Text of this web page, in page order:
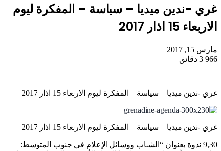
غري -ندين ميديا – سياسة – المفكرة ليوم
الاربعاء 15 اذار 2017
مارس 15, 2017
966 3 دقائق
غري -ندين ميديا – سياسة – المفكرة ليوم الاربعاء 15 اذار 2017
غري -ندين ميديا – سياسة – المفكرة ليوم الاربعاء 15 اذار 2017
9,30 ندوة بعنوان “الشباب ووسائل الإعلام في جنوب المتوسط: